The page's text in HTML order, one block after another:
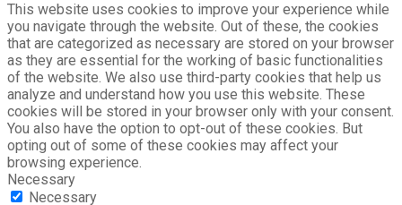
This website uses cookies to improve your experience while
you navigate through the website. Out of these, the cookies
that are categorized as necessary are stored on your browser
as they are essential for the working of basic functionalities
of the website. We also use third-party cookies that help us
analyze and understand how you use this website. These
cookies will be stored in your browser only with your consent.
You also have the option to opt-out of these cookies. But
opting out of some of these cookies may affect your
browsing experience.
Necessary
Necessary